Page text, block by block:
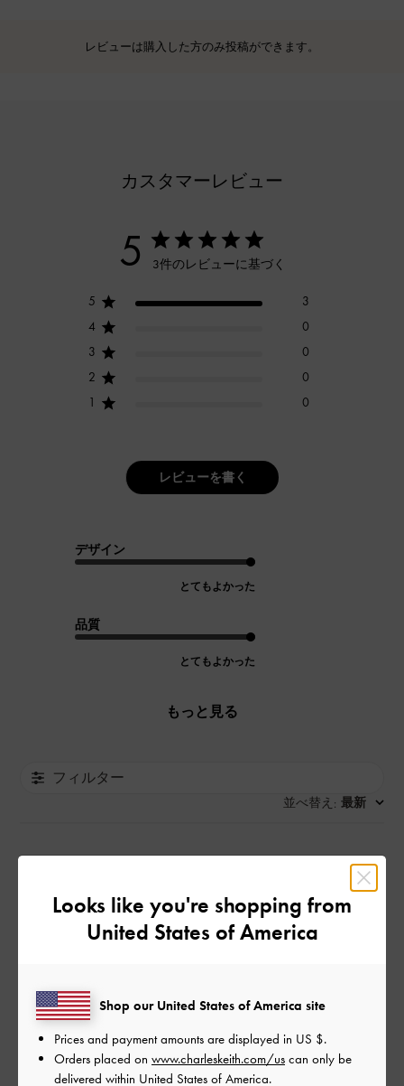
レビューは購入した方のみ投稿ができます。
カスタマーレビュー
5 3件のレビューに基づく
5
3
4
0
3
0
2
0
1
0
レビューを書く
デザイン
とてもよかった
品質
とてもよかった
もっと見る
フィルター
並べ替え : 最新
かわいい
秋冬にぴったりのデザインです
ブラックコーデにすごくあうのでお気に入りです！
サイズ: その他（シューズ以外） |カラー: ブラック系
デザイン
2024-11-04
Looks like you're shopping from
United States of America
Shop our United States of America site
Prices and payment amounts are displayed in US $.
Orders placed on www.charleskeith.com/us can only be
delivered within United States of America.